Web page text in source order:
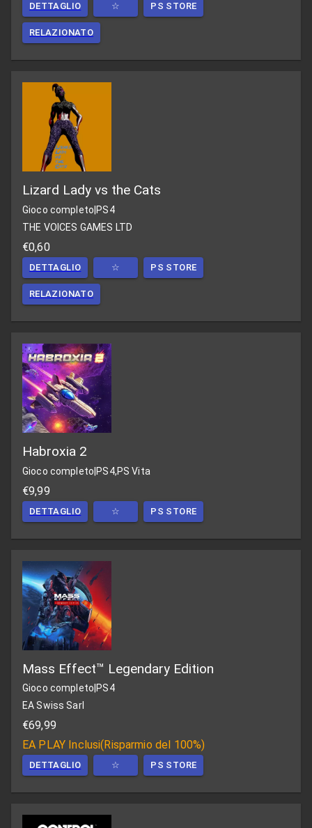
DETTAGLIO ☆ PS STORE
RELAZIONATO
Lizard Lady vs the Cats
Gioco completo PS4
THE VOICES GAMES LTD
€0,60
DETTAGLIO ☆ PS STORE
RELAZIONATO
Habroxia 2
Gioco completo PS4,PS Vita
€9,99
DETTAGLIO ☆ PS STORE
Mass Effect™ Legendary Edition
Gioco completo PS4
EA Swiss Sarl
€69,99
EA PLAY Inclusi(Risparmio del 100%)
DETTAGLIO ☆ PS STORE